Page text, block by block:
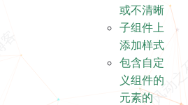
或不清晰
子组件上
添加样式
包含自定
义组件的
元素的